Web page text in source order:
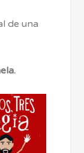
de una